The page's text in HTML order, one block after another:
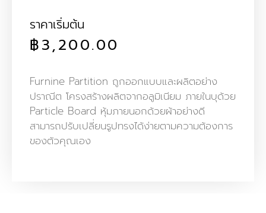
ราคาเริ่มต้น
฿3,200.00
Furnine Partition ถูกออกแบบและผลิตอย่าง
ปราณีต โครงสร้างผลิตจากอลูมิเนียม ภายในบุด้วย
Particle Board หุ้มภายนอกด้วยผ้าอย่างดี
สามารถปรับเปลี่ยนรูปทรงได้ง่ายตามความต้องการ
ของตัวคุณเอง